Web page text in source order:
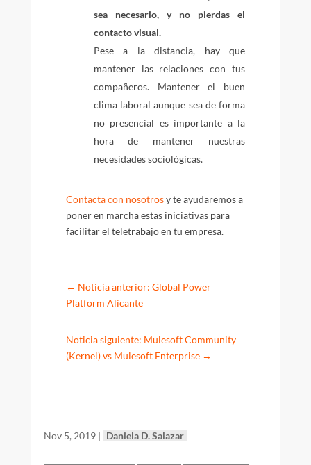
sea necesario, y no pierdas el
contacto visual.
Pese a la distancia, hay que
mantener las relaciones con tus
compañeros. Mantener el buen
clima laboral aunque sea de forma
no presencial es importante a la
hora de mantener nuestras
necesidades sociológicas.
Contacta con nosotrosy te ayudaremos a
poner en marcha estas iniciativas para
facilitar el teletrabajo en tu empresa.
← Noticia anterior: Global Power
Platform Alicante
Noticia siguiente: Mulesoft Community
(Kernel) vs Mulesoft Enterprise→
Nov 5, 2019| Daniela D. Salazar